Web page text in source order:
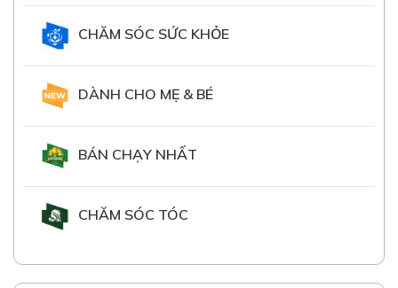
CHĂM SÓC SỨC KHỎE
DÀNH CHO MẸ & BÉ
BÁN CHẠY NHẤT
CHĂM SÓC TÓC